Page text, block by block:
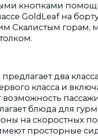
кнопками
GoldLeaf на
Скалистым горам,
два
класса и
блюда для
на скоростных
просторные